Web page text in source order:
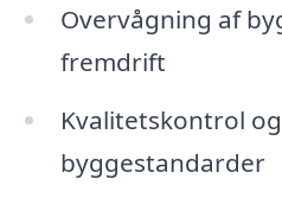
Overvågning af
fremdrift
Kvalitetskontrol
byggestandarder